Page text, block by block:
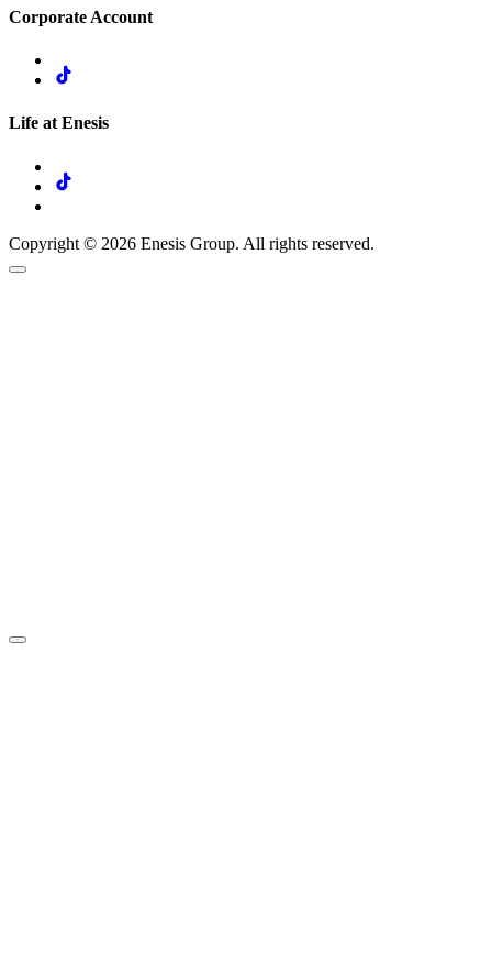
Corporate Account
Life at Enesis
Copyright © 2026 Enesis Group. All rights reserved.